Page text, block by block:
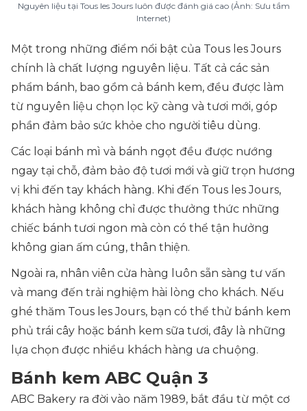
Nguyên liệu tại Tous les Jours luôn được đánh giá cao (Ảnh: Sưu tầm
Internet)
Một trong những điểm nổi bật của Tous les Jours
chính là chất lượng nguyên liệu. Tất cả các sản
phẩm bánh, bao gồm cả bánh kem, đều được làm
từ nguyên liệu chọn lọc kỹ càng và tươi mới, góp
phần đảm bảo sức khỏe cho người tiêu dùng.
Các loại bánh mì và bánh ngọt đều được nướng
ngay tại chỗ, đảm bảo độ tươi mới và giữ trọn hương
vị khi đến tay khách hàng. Khi đến Tous les Jours,
khách hàng không chỉ được thưởng thức những
chiếc bánh tươi ngon mà còn có thể tận hưởng
không gian ấm cúng, thân thiện.
Ngoài ra, nhân viên cửa hàng luôn sẵn sàng tư vấn
và mang đến trải nghiệm hài lòng cho khách. Nếu
ghé thăm Tous les Jours, bạn có thể thử bánh kem
phủ trái cây hoặc bánh kem sữa tươi, đây là những
lựa chọn được nhiều khách hàng ưa chuộng.
Bánh kem ABC Quận 3
ABC Bakery ra đời vào năm 1989, bắt đầu từ một cơ